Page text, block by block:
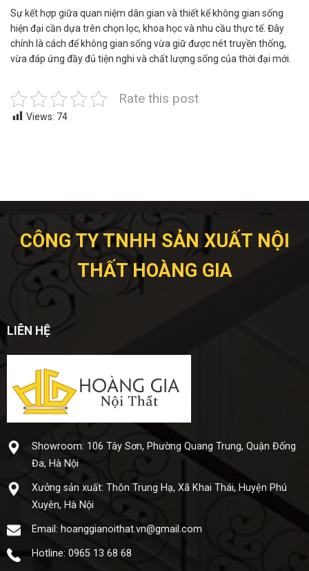
Sự kết hợp giữa quan niệm dân gian và thiết kế không gian sống
hiện đại cần dựa trên chọn lọc, khoa học và nhu cầu thực tế. Đây
chính là cách để không gian sống vừa giữ được nét truyền thống,
vừa đáp ứng đầy đủ tiện nghi và chất lượng sống của thời đại mới.
Rate this post
Views: 74
CÔNG TY TNHH SẢN XUẤT NỘI
THẤT HOÀNG GIA
LIÊN HỆ
Showroom: 106 Tây Sơn, Phường Quang Trung, Quận Đống
Đa, Hà Nội
Xưở​ng sả​n xuấ​t: Thôn Trung Hạ, Xã Khai Thái, Huyện Phú
Xuyên, Hà Nội
Email: hoanggianoithat.vn@gmail.com
Hotline: 0965 13 68 68